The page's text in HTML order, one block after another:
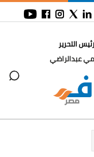
رئيس التحرير
عبدالراضي